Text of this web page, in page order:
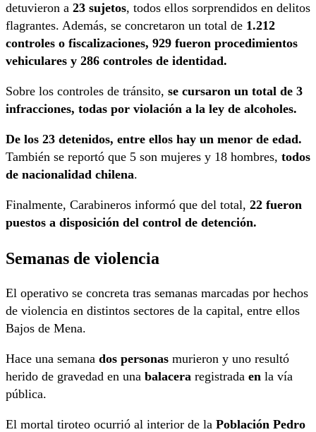
detuvieron a 23 sujetos, todos ellos sorprendidos en delitos
flagrantes. Además, se concretaron un total de 1.212
controles o fiscalizaciones, 929 fueron procedimientos
vehiculares y 286 controles de identidad.
Sobre los controles de tránsito, se cursaron un total de 3
infracciones, todas por violación a la ley de alcoholes.
De los 23 detenidos, entre ellos hay un menor de edad.
También se reportó que 5 son mujeres y 18 hombres, todos
de nacionalidad chilena.
Finalmente, Carabineros informó que del total, 22 fueron
puestos a disposición del control de detención.
Semanas de violencia
El operativo se concreta tras semanas marcadas por hechos
de violencia en distintos sectores de la capital, entre ellos
Bajos de Mena.
Hace una semana dos personas murieron y uno resultó
herido de gravedad en una balacera registrada en la vía
pública.
El mortal tiroteo ocurrió al interior de la Población Pedro